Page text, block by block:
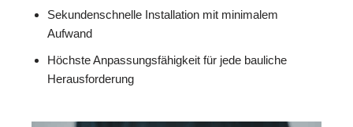
Sekundenschnelle Installation mit minimalem
Aufwand
Höchste Anpassungsfähigkeit für jede bauliche
Herausforderung